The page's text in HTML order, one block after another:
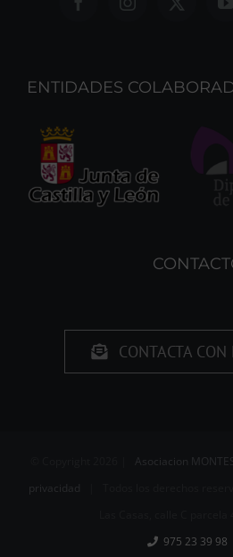
ENTIDADES
CONTACTA CON
Asociacion
privacidad
975 23 39